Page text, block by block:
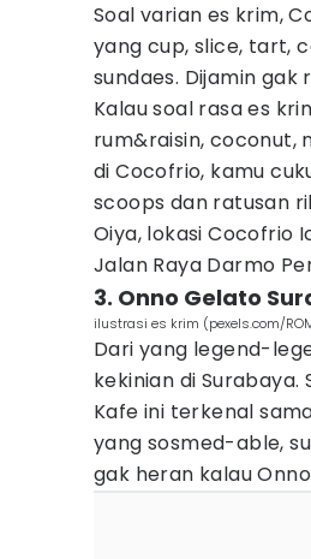
Soal varian es krim,
yang cup, slice, tart,
sundaes. Dijamin gak
Kalau soal rasa es
rum&raisin, coconut,
di Cocofrio, kamu
scoops dan ratusan
Oiya, lokasi Cocofrio
Jalan Raya Darmo
3. Onno Gelato
ilustrasi es krim (pexels.com/
Dari yang legend-
kekinian di Surabaya.
Kafe ini terkenal
yang sosmed-able,
gak heran kalau